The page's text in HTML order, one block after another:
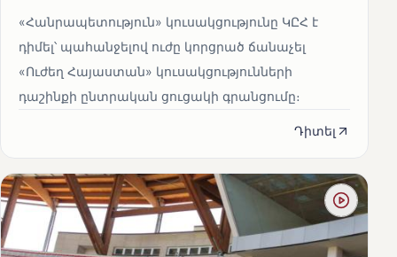
«Հանրապետություն» կուսակցությունը ԿԸՀ է
դիմել՝ պահանջելով ուժը կորցրած ճանաչել
«Ուժեղ Հայաստան» կուսակցությունների
դաշինքի ընտրական ցուցակի գրանցումը։
Դիտել